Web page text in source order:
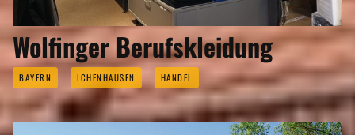
Wolfinger Berufskleidung
BAYERN ICHENHAUSEN HANDEL